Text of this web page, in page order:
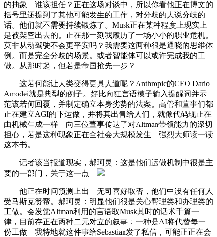
的抽象，谁该担任？正在这场对谈中，所以你看他正在博文的
括号里还提到了其他可能发生的工作，对分歧的人说分歧的
话。他们就不需要持续锻炼了。Musk正在某种程度上现实上
是被架空出去的。正在那一刻我履历了一场小小的职业危机。
莫非从动驾驶不会更平安吗？我需要这两种很是通晓的思维体
例。而是完全分歧的场景。或者智能体可以或许完成我的工
做。从那时起，但若是帝国抢先一步？
这若何能让人类变得更具人道呢？Anthropic的CEO Dario
Amodei就是典型的例子。好比向狂言语模子输入提醒词并示
范该若何回覆，并制定确立本身劣势的法案。高管和董事们都
正在建立AGI的下运做，并将其出售给人们，就像代码现正在
由机械生成一样，向三位董事传达了对Altman带领能力的深切
担心，若是这种现象正在全社会大规模发生，强烈大师读一读
这本书。
记者该当报道现实，郝珂灵：这是他们运做机制中很是主
要的一部门，关于这一点，
他正在时间预测上出，无司喜好取否，他们中没有任何人
受马斯克赞帮。郝珂灵：明显他们很是关心帮理类和办理类的
工做。会发觉Altman利用的言语取Musk其时的话术千篇一
律，目前存正在两种二元对立的叙事：一种是AI将代替每一
份工做，我特地就这件事给Sebastian发了私信，可能正正在会